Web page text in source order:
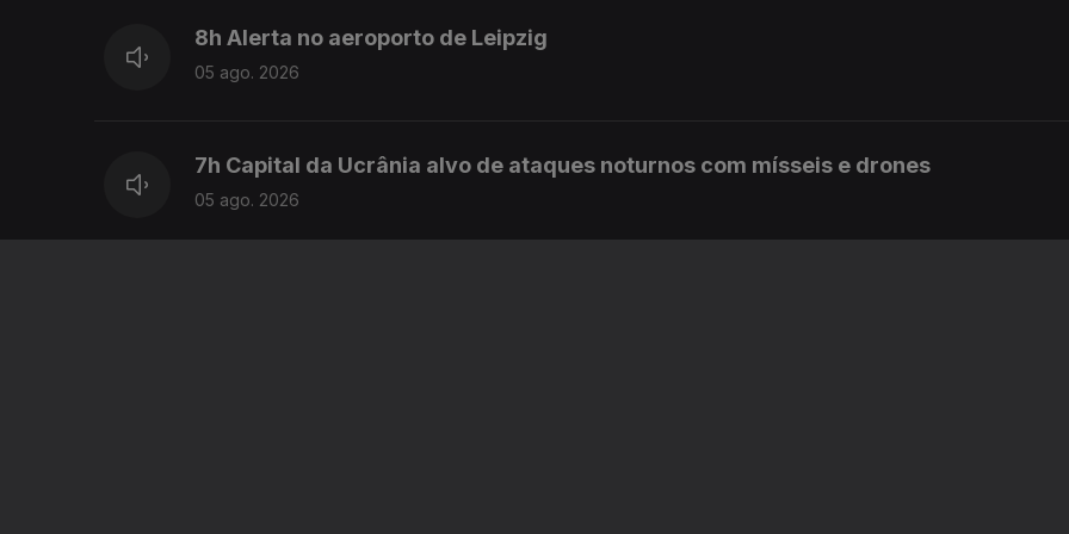
8h Alerta no aeroporto de Leipzig
05 ago. 2026
7h Capital da Ucrânia alvo de ataques noturnos com mísseis e drones
05 ago. 2026